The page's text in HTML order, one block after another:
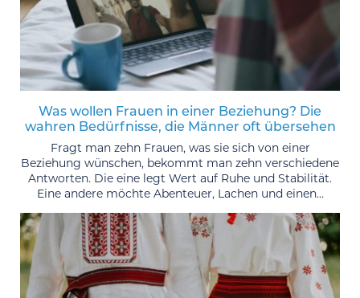
Was wollen Frauen in einer Beziehung? Die
wahren Bedürfnisse, die Männer oft übersehen
Fragt man zehn Frauen, was sie sich von einer
Beziehung wünschen, bekommt man zehn verschiedene
Antworten. Die eine legt Wert auf Ruhe und Stabilität.
Eine andere möchte Abenteuer, Lachen und einen...